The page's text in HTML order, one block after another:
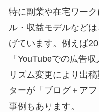
特に副業や在宅ワー
ル・収益モデルなど
げています。例えば
「YouTubeでの広告
リズム変更により出
ターが「ブログ＋ア
事例もあります。